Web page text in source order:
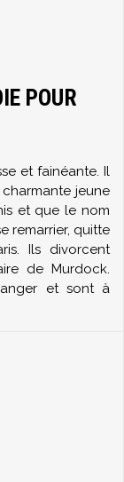
POUR
et fainéante. Il
jeune
et que le nom
remarrier, quitte
Ils divorcent
de Murdock.
et sont à